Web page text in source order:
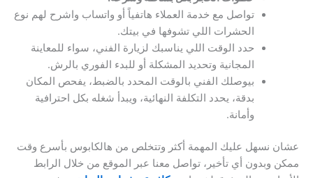
تواصل مع خدمة العملاء هاتفياً أو واتساب واشرح لهم نوع
الحشرات اللي تشوفها في بيتك.
حدد الوقت اللي يناسبك لزيارة الفني، سواء للمعاينة
المجانية وتحديد المشكلة أو للبدء الفوري بالرش.
بيوصلك الفني بالوقت المحدد بالضبط، يفحص المكان
بدقة، يحدد التكلفة النهائية، ويبدأ شغله بكل احترافية
وأمانة.
عشان نسهل عليك المهمة أكثر وتتخلص من هالكابوس بأسرع وقت
ممكن وبدون أي تأخير، تواصل معنا عبر الموقع من خلال الرابط